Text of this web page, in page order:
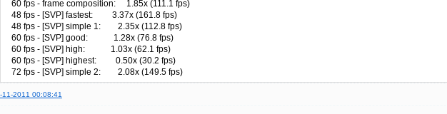
60 fps - frame composition: 1.85x (111.1 fps)
48 fps - [SVP] fastest: 3.37x (161.8 fps)
48 fps - [SVP] simple 1: 2.35x (112.8 fps)
60 fps - [SVP] good: 1.28x (76.8 fps)
60 fps - [SVP] high: 1.03x (62.1 fps)
60 fps - [SVP] highest: 0.50x (30.2 fps)
72 fps - [SVP] simple 2: 2.08x (149.5 fps)
11-2011 00:08:41